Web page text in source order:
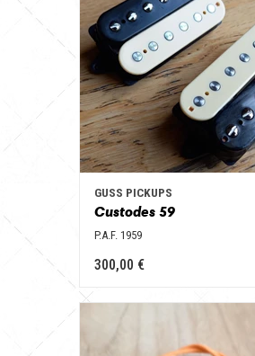
GUSS PICKUPS
Custodes 59
P.A.F. 1959
300,00 €